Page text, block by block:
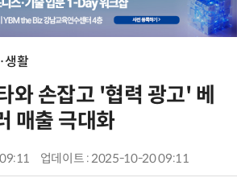
생활
와 손잡고 '협력 광고' 베
매출 극대화
업데이트 : 2025-10-20 09:11